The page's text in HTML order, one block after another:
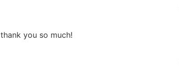
thank you so much!